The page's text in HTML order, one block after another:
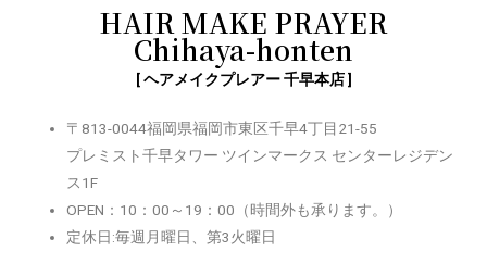
HAIR MAKE PRAYER
Chihaya-honten
[ ヘアメイクプレアー 千早本店 ]
〒813-0044福岡県福岡市東区千早4丁目21-55
プレミスト千早タワー ツインマークス センターレジデン
ス1F
OPEN：10：00～19：00（時間外も承ります。）
定休日:毎週月曜日、第3火曜日